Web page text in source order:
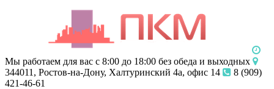
Мы работаем для вас с 8:00 до 18:00 без обеда и выходных
344011, Ростов-на-Дону, Халтуринский 4а, офис 14
8 (909)
421-46-61